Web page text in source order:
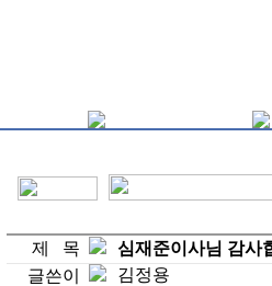
제 목
심재준이사님 감사
글쓴이
김정용